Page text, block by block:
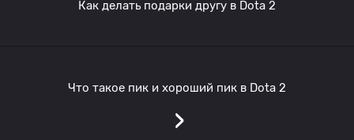
Как делать подарки другу в Dota 2
Что такое пик и хороший пик в Dota 2
›